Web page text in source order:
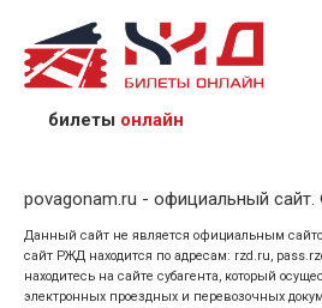
назвав кассиру 14-значный
предъявив удостоверение
кого оформлен билет.
билеты онлайн
povagonam.ru - официальный сайт.
Данный сайт не является официальным
сайт РЖД находится по адресам: rzd.ru,
находитесь на сайте субагента, который
электронных проездных и перевозочных